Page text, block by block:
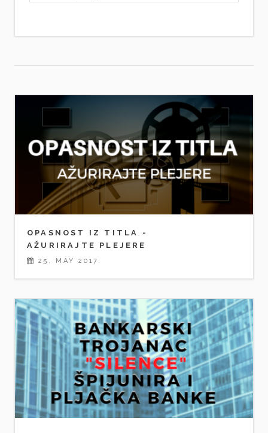
OPASNOST IZ TITLA -
AŽURIRAJTE PLEJERE
25. MAY 2017.